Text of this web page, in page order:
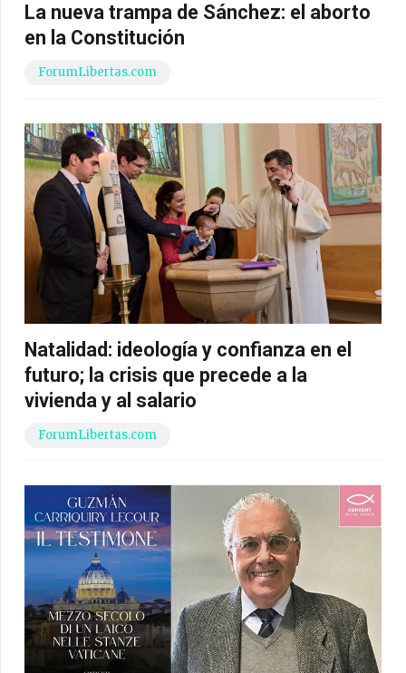
La nueva trampa de Sánchez: el aborto
en la Constitución
ForumLibertas.com
Natalidad: ideología y confianza en el
futuro; la crisis que precede a la
vivienda y al salario
ForumLibertas.com